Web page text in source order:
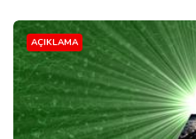
AÇIKLAMA